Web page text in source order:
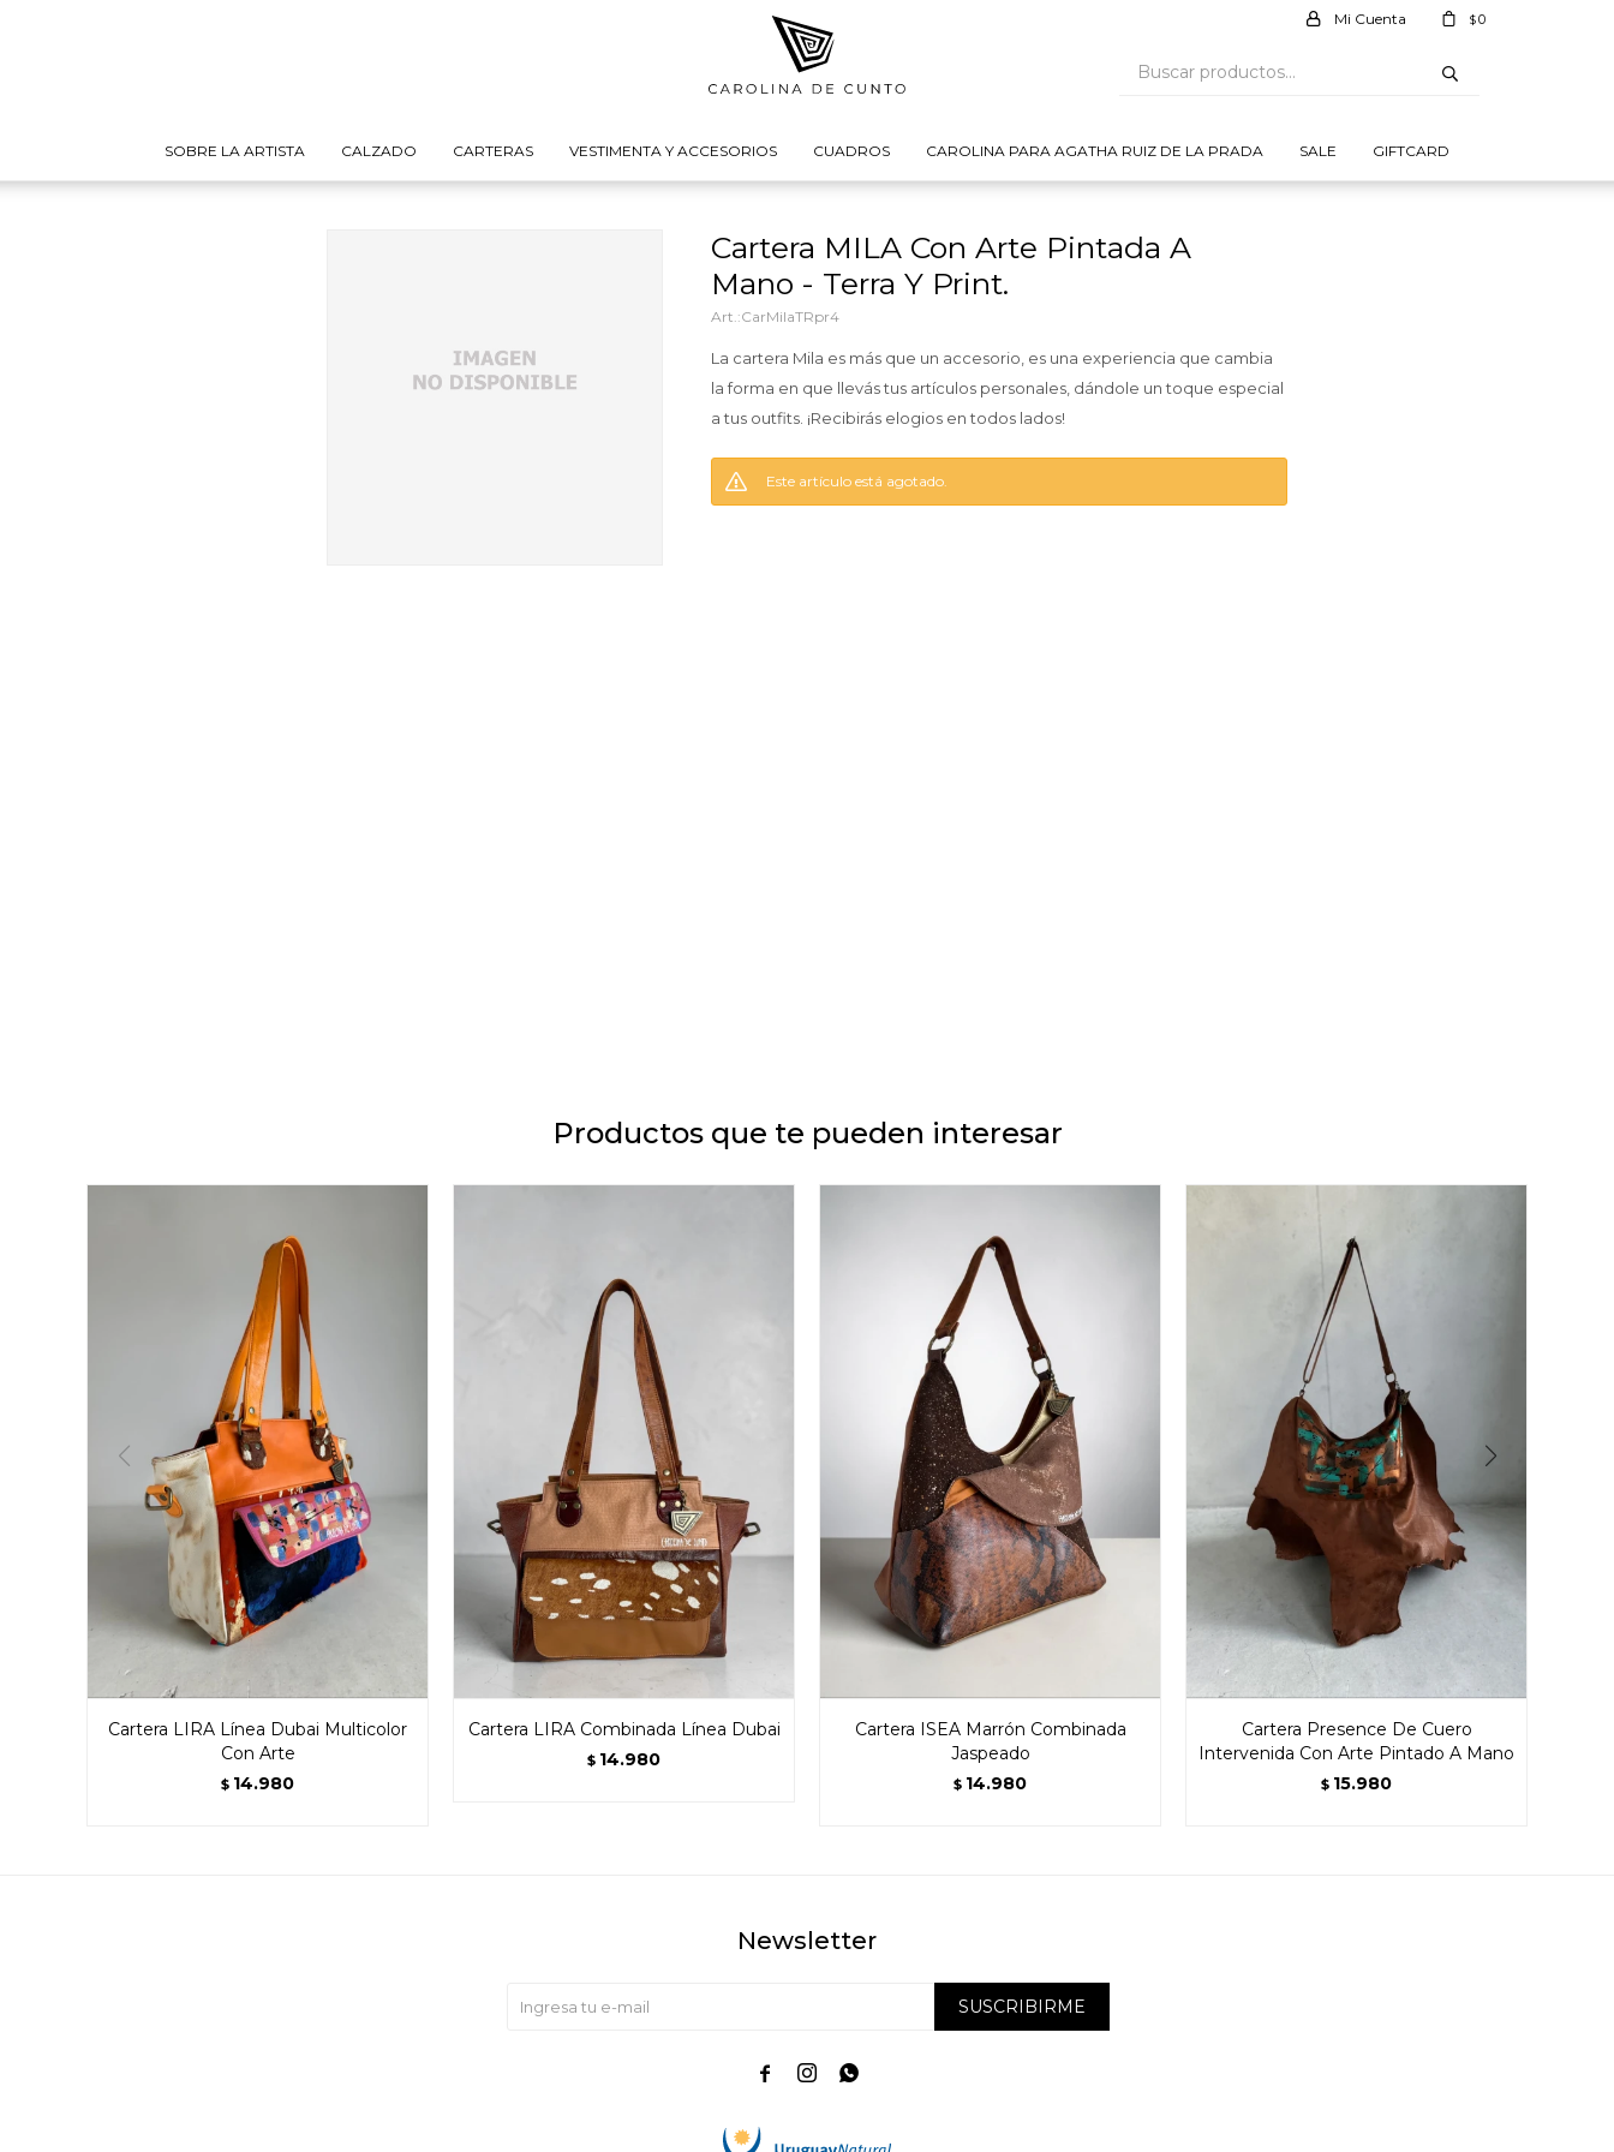
SOBRE LA ARTISTA CALZADO CARTERAS VESTIMENTA Y ACCESORIOS CUADROS CAROLINA PARA AGATHA RUIZ DE LA PRADA SALE GIFTCARD
$0
Cartera MILA Con Arte Pintada A
Mano - Terra Y Print.
CarMilaTRpr4
La cartera Mila es más que un accesorio, es una experiencia que cambia
la forma en que llevás tus artículos personales, dándole un toque especial
a tus outfits. ¡Recibirás elogios en todos lados!
Este artículo está agotado.
Productos que te pueden interesar
Cartera LIRA Línea Dubai Multicolor
Con Arte
$ 14.980
Cartera LIRA Combinada Línea Dubai
$ 14.980
Cartera ISEA Marrón Combinada
Jaspeado
$ 14.980
Cartera Presence De Cuero
Intervenida Con Arte Pintado A Mano
$ 15.980
Newsletter
SUSCRIBIRME
  